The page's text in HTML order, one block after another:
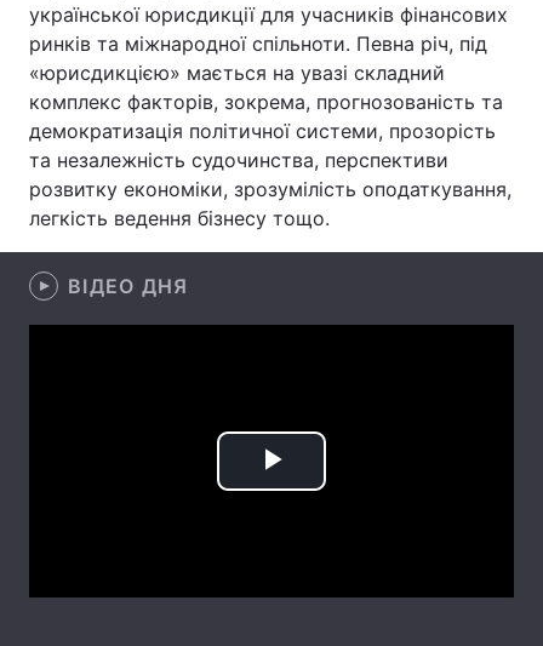
Архів Вакансії
Контакти
Послуги
української юрисдикції для учасників фінансових
ринків та міжнародної спільноти. Певна річ, під
«юрисдикцією» мається на увазі складний
комплекс факторів, зокрема, прогнозованість та
демократизація політичної системи, прозорість
та незалежність судочинства, перспективи
розвитку економіки, зрозумілість оподаткування,
легкість ведення бізнесу тощо.
ВІДЕО ДНЯ
Play